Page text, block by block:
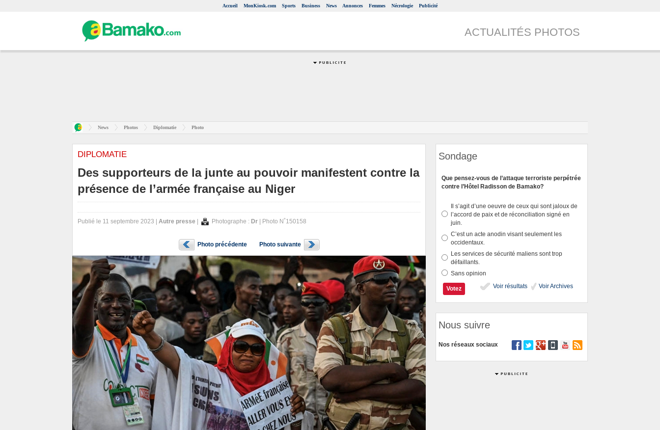
Accueil MonKiosk.com Sports Business News Annonces Femmes Nécrologie Publicité
ACTUALITÉS PHOTOS
News Photos Diplomatie Photo
DIPLOMATIE
Des supporteurs de la junte au pouvoir manifestent contre la
présence de l’armée française au Niger
Publié le 11 septembre 2023 | Autre presse Photographe : Dr | Photo N˚150158
Photo précédente Photo suivante
Sondage
Que pensez-vous de l’attaque terroriste perpétrée
contre l’Hôtel Radisson de Bamako?
Il s’agit d’une oeuvre de ceux qui sont jaloux de
l’accord de paix et de réconciliation signé en
juin.
C’est un acte anodin visant seulement les
occidentaux.
Les services de sécurité maliens sont trop
défaillants.
Sans opinion
Voir résultats
Voir Archives
Nous suivre
Nos réseaux sociaux